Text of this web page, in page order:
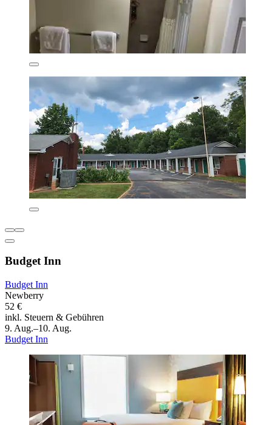
Budget Inn
Budget Inn
Newberry
52 €
inkl. Steuern & Gebühren
9. Aug.–10. Aug.
Budget Inn